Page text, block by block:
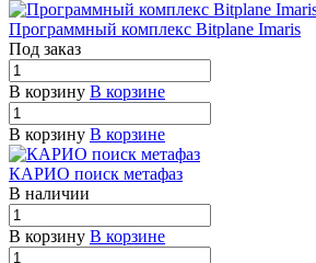
Программный комплекс Bitplane Imaris
Под заказ
В корзину В корзине
В корзину В корзине
КАРИО поиск метафаз
В наличии
В корзину В корзине